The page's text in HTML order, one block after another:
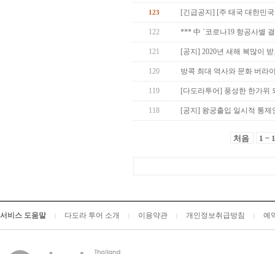
123 [긴급공지] [주 태국 대한민
122 *** 中 `코로나19 항공사별
121 [공지] 2020년 새해 복많이
120 방콕 최대 역사와 문화 버라
119 [다도라투어] 풍성한 한가위
118 [공지] 왕궁출입 일시적 통제
처음 1 ~
서비스 도움말 다도라 투어 소개 이용약관 개인정보취급방침 예